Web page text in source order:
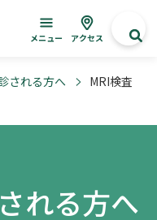
メニュー アクセス
される方へ
MRI検査
れる方へ